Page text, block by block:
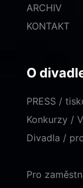
ARCHIV
KONTAKT
O
PRESS /
Konkurzy /
Divadla /
Pro